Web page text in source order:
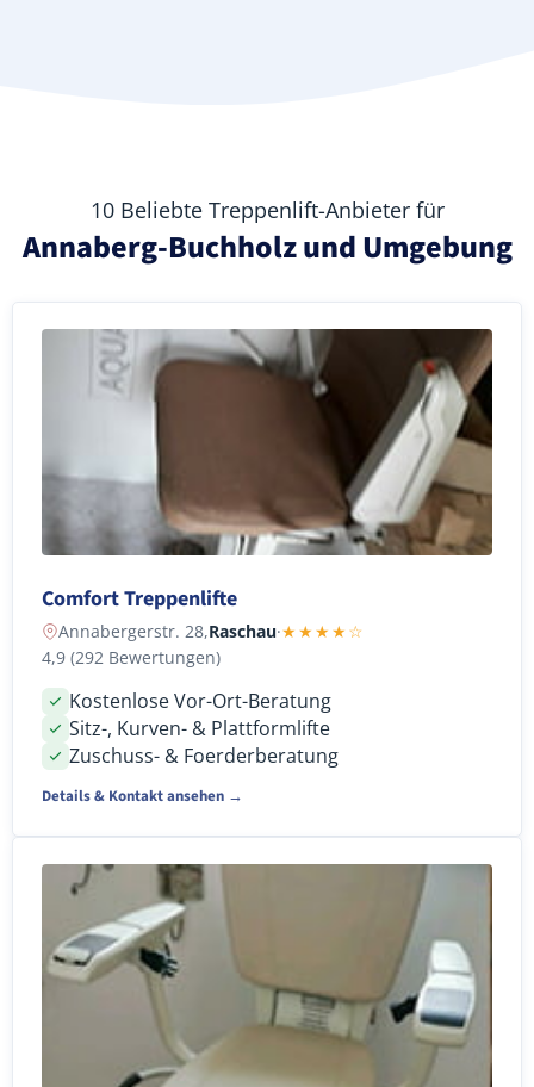
10 Beliebte Treppenlift-Anbieter für
Annaberg-Buchholz und Umgebung
Comfort Treppenlifte
Annabergerstr. 28,Raschau·★★★★☆
4,9 (292 Bewertungen)
Kostenlose Vor-Ort-Beratung
Sitz-, Kurven- & Plattformlifte
Zuschuss- & Foerderberatung
Details & Kontakt ansehen →